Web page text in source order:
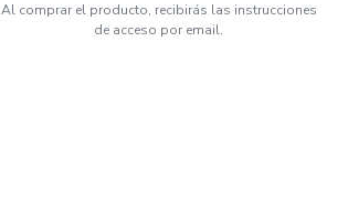
Al comprar el producto, recibirás las instrucciones
de acceso por email.